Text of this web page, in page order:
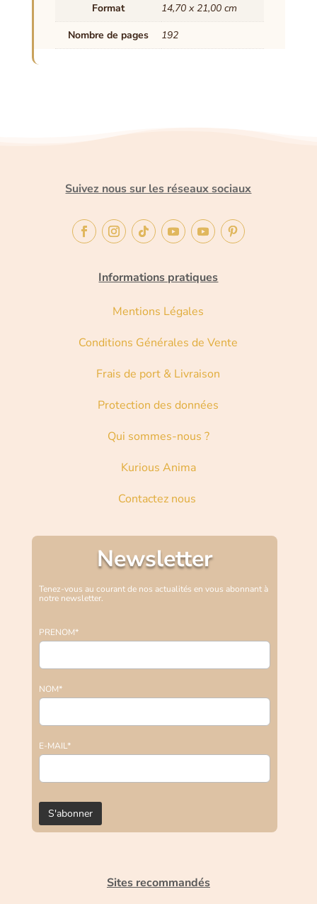
Format
14,70 x 21,00 cm
Nombre de pages
192
Suivez nous sur les réseaux sociaux
Informations pratiques
Mentions Légales
Conditions Générales de Vente
Frais de port & Livraison
Protection des données
Qui sommes-nous ?
Kurious Anima
Contactez nous
Newsletter
Tenez-vous au courant de nos actualités en vous abonnant à
notre newsletter.
PRENOM*
NOM*
E-MAIL*
Sites recommandés